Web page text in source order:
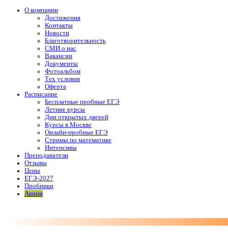
О компании
Достижения
Контакты
Новости
Благотворительность
СМИ о нас
Вакансии
Документы
Фотоальбом
Тех условия
Оферта
Расписание
Бесплатные пробные ЕГЭ
Летние курсы
Дни открытых дверей
Курсы в Москве
Онлайн-пробные ЕГЭ
Стримы по математике
Интенсивы
Преподаватели
Отзывы
Цены
ЕГЭ-2027
Пробники
Акции